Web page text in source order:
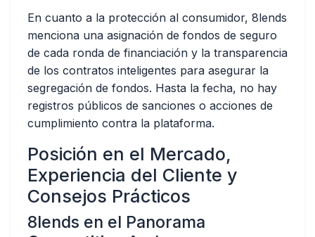
En cuanto a la protección al consumidor, 8lends
menciona una asignación de fondos de seguro
de cada ronda de financiación y la transparencia
de los contratos inteligentes para asegurar la
segregación de fondos. Hasta la fecha, no hay
registros públicos de sanciones o acciones de
cumplimiento contra la plataforma.
Posición en el Mercado,
Experiencia del Cliente y
Consejos Prácticos
8lends en el Panorama